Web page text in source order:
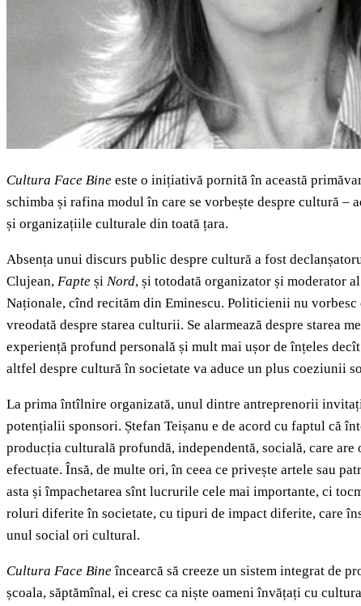
Cultura Face Bine este o inițiativă pornită în această
schimba și rafina modul în care se vorbește despre cultură
și organizațiile culturale din toată țara.
Absența unui discurs public despre cultură a fost
Clujean, Fapte și Nord, și totodată organizator și moderator
Naționale, cînd recităm din Eminescu. Politicienii nu
vreodată despre starea culturii. Se alarmează despre starea
experiență profund personală și mult mai ușor de înțeles
altfel despre cultură în societate va aduce un plus coeziunii
La prima întîlnire organizată, unul dintre antreprenorii
potențialii sponsori. Ștefan Teișanu e de acord cu faptul că
producția culturală profundă, independentă, socială, care
efectuate. Însă, de multe ori, în ceea ce privește artele sau
asta și împachetarea sînt lucrurile cele mai importante, ci
roluri diferite în societate, cu tipuri de impact diferite, care
unul social ori cultural.
Cultura Face Bineîncearcă să creeze un sistem integrat de
școala, săptămînal, ei cresc ca niște oameni învățați cu